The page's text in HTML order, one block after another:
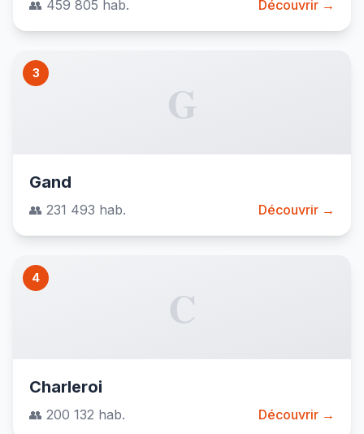
👥 459 805 hab. Découvrir →
3
G
Gand
👥 231 493 hab. Découvrir →
4
C
Charleroi
👥 200 132 hab. Découvrir →